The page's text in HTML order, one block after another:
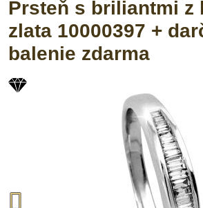
Prsteň s briliantmi z
zlata 10000397 +
balenie zdarma